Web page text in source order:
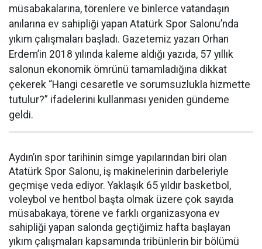
müsabakalarına, törenlere ve binlerce vatandaşın
anılarına ev sahipliği yapan Atatürk Spor Salonu’nda
yıkım çalışmaları başladı. Gazetemiz yazarı Orhan
Erdem’in 2018 yılında kaleme aldığı yazıda, 57 yıllık
salonun ekonomik ömrünü tamamladığına dikkat
çekerek “Hangi cesaretle ve sorumsuzlukla hizmette
tutulur?” ifadelerini kullanması yeniden gündeme
geldi.
Aydın’ın spor tarihinin simge yapılarından biri olan
Atatürk Spor Salonu, iş makinelerinin darbeleriyle
geçmişe veda ediyor. Yaklaşık 65 yıldır basketbol,
voleybol ve hentbol başta olmak üzere çok sayıda
müsabakaya, törene ve farklı organizasyona ev
sahipliği yapan salonda geçtiğimiz hafta başlayan
yıkım çalışmaları kapsamında tribünlerin bir bölümü